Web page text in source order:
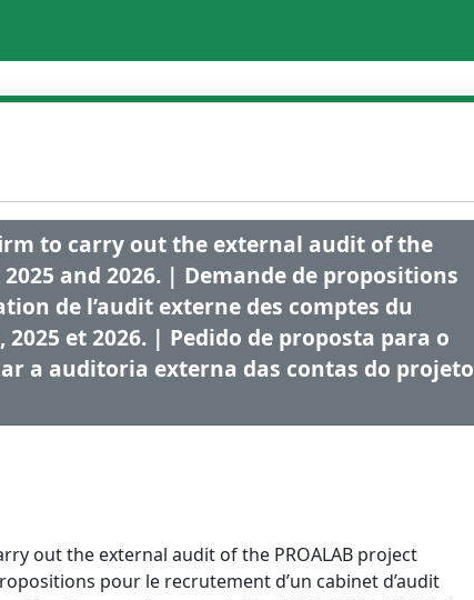
to carry out the external audit of the
and 2026. | Demande de propositions
de l’audit externe des comptes du
et 2026. | Pedido de proposta para o
a auditoria externa das contas do projeto
out the external audit of the PROALAB project
pour le recrutement d’un cabinet d’audit